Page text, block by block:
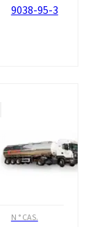
9038-95-3
N ° CAS.